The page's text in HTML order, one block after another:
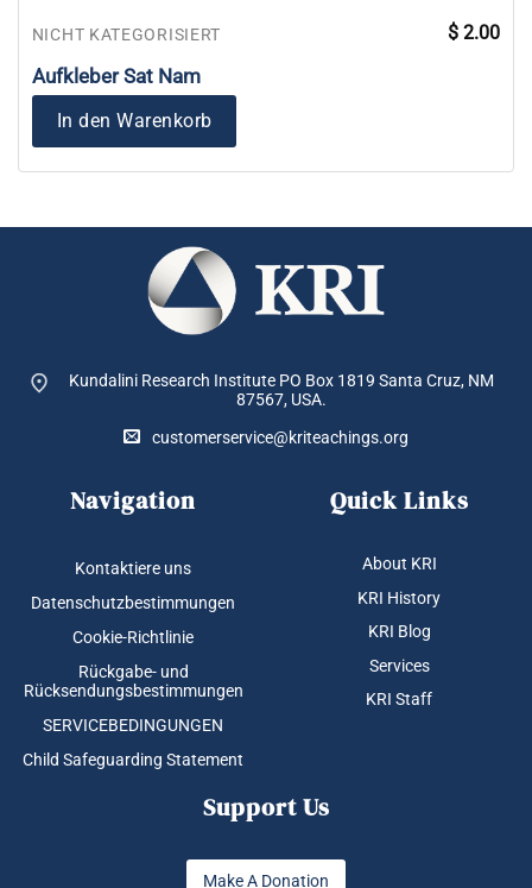
NICHT KATEGORISIERT
Aufkleber Sat Nam
$ 2.00
In den Warenkorb
Kundalini Research Institute PO Box 1819 Santa Cruz, NM
87567, USA.
customerservice@kriteachings.org
Navigation
Kontaktiere uns
Datenschutzbestimmungen
Cookie-Richtlinie
Rückgabe- und
Rücksendungsbestimmungen
SERVICEBEDINGUNGEN
Child Safeguarding Statement
Quick Links
About KRI
KRI History
KRI Blog
Services
KRI Staff
Support Us
Make A Donation